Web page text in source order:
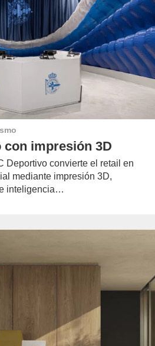
impresión 3D
Deportivo convierte el retail en
mediante impresión 3D,
inteligencia…